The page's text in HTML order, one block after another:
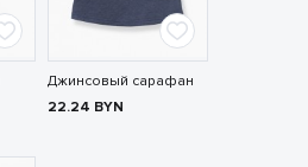
Джинсовый сарафан
22.24 BYN